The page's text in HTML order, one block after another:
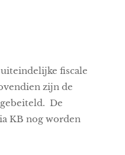
fiscale
zijn de
De
KB nog worden